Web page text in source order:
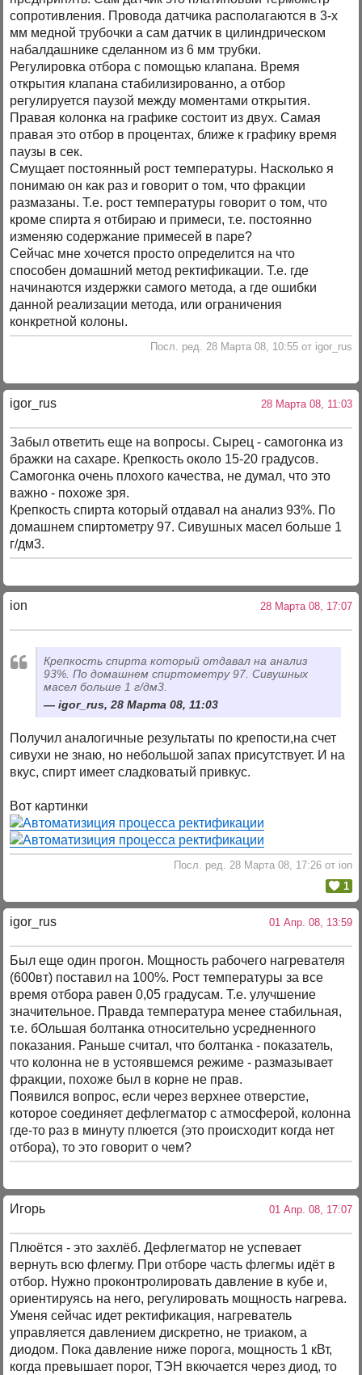
сопротивления. Провода датчика располагаются в 3-х
мм медной трубочки а сам датчик в цилиндрическом
набалдашнике сделанном из 6 мм трубки.
Регулировка отбора с помощью клапана. Время
открытия клапана стабилизированно, а отбор
регулируется паузой между моментами открытия.
Правая колонка на графике состоит из двух. Самая
правая это отбор в процентах, ближе к графику время
паузы в сек.
Смущает постоянный рост температуры. Насколько я
понимаю он как раз и говорит о том, что фракции
размазаны. Т.е. рост температуры говорит о том, что
кроме спирта я отбираю и примеси, т.е. постоянно
изменяю содержание примесей в паре?
Сейчас мне хочется просто определится на что
способен домашний метод ректификации. Т.е. где
начинаются издержки самого метода, а где ошибки
данной реализации метода, или ограничения
конкретной колоны.
Посл. ред. 28 Марта 08, 10:55 от igor_rus
igor_rus 28 Марта 08, 11:03
Забыл ответить еще на вопросы. Сырец - самогонка из
бражки на сахаре. Крепкость около 15-20 градусов.
Самогонка очень плохого качества, не думал, что это
важно - похоже зря.
Крепкость спирта который отдавал на анализ 93%. По
домашнем спиртометру 97. Сивушных масел больше 1
г/дм3.
ion 28 Марта 08, 17:07
Крепкость спирта который отдавал на анализ
93%. По домашнем спиртометру 97. Сивушных
масел больше 1 г/дм3.
igor_rus, 28 Марта 08, 11:03
Получил аналогичные результаты по крепости,на счет
сивухи не знаю, но небольшой запах присутствует. И на
вкус, спирт имеет сладковатый привкус.
Вот картинки
Посл. ред. 28 Марта 08, 17:26 от ion
1
igor_rus 01 Апр. 08, 13:59
Был еще один прогон. Мощность рабочего нагревателя
(600вт) поставил на 100%. Рост температуры за все
время отбора равен 0,05 градусам. Т.е. улучшение
значительное. Правда температура менее стабильная,
т.е. бОльшая болтанка относительно усредненного
показания. Раньше считал, что болтанка - показатель,
что колонна не в устоявшемся режиме - размазывает
фракции, похоже был в корне не прав.
Появился вопрос, если через верхнее отверстие,
которое соединяет дефлегматор с атмосферой, колонна
где-то раз в минуту плюется (это происходит когда нет
отбора), то это говорит о чем?
Игорь 01 Апр. 08, 17:07
Плюётся - это захлёб. Дефлегматор не успевает
вернуть всю флегму. При отборе часть флегмы идёт в
отбор. Нужно проконтролировать давление в кубе и,
ориентируясь на него, регулировать мощность нагрева.
Уменя сейчас идет ректификация, нагреватель
управляется давлением дискретно, не триаком, а
диодом. Пока давление ниже порога, мощность 1 кВт,
когда превышает порог, ТЭН вкючается через диод, то